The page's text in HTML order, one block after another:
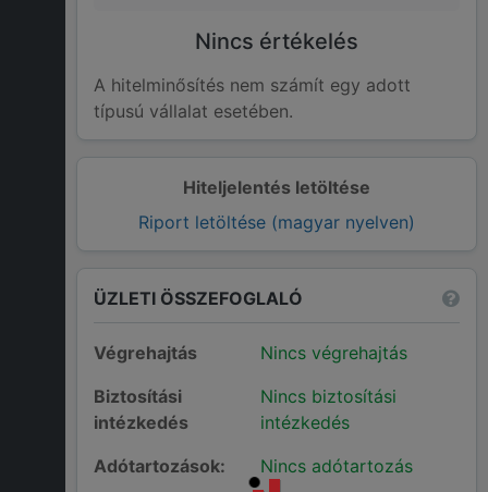
Hiteljelentés letöltése
Riport letöltése (magyar nyelven)
Nincs értékelés
A hitelminősítés nem számít egy adott
típusú vállalat esetében.
ÜZLETI ÖSSZEFOGLALÓ
Végrehajtás
Nincs végrehajtás
Biztosítási
intézkedés
Nincs biztosítási
intézkedés
Adótartozások:
Nincs adótartozás